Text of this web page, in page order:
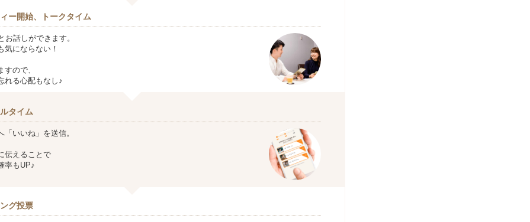
ー開始、トークタイム
お話しができます。
気にならない！
すので、
れる心配もなし♪
タイム
いいね」を送信。
伝えることで
率もUP♪
グ投票